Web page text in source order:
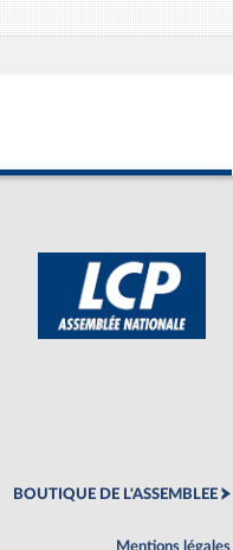
BOUTIQUE DE L'ASSEMBLEE
Mentions légales